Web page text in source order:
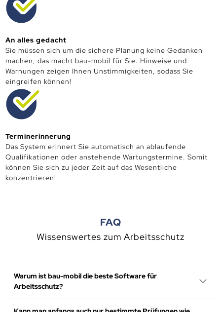
An alles gedacht
Sie müssen sich um die sichere Planung keine Gedanken
machen, das macht bau-mobil für Sie. Hinweise und
Warnungen zeigen Ihnen Unstimmigkeiten, sodass Sie
eingreifen können!
Terminerinnerung
Das System erinnert Sie automatisch an ablaufende
Qualifikationen oder anstehende Wartungstermine. Somit
können Sie sich zu jeder Zeit auf das Wesentliche
konzentrieren!
FAQ
Wissenswertes zum Arbeitsschutz
Warum ist bau-mobil die beste Software für
Arbeitsschutz?